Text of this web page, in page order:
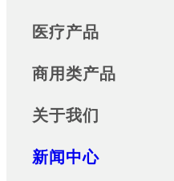
医疗产品
商用类产品
关于我们
新闻中心